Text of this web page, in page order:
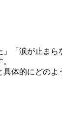
「涙が止ま
体的にどの